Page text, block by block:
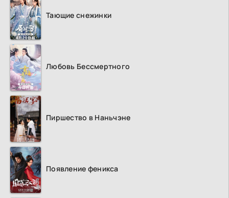
Тающие снежинки
Любовь Бессмертного
Пиршество в Наньчэне
Появление феникса